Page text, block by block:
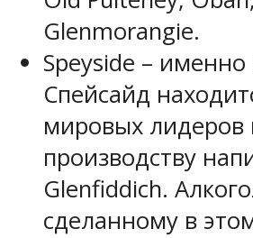
Glenmorangie.
Speyside – именно
Спейсайд
мировых лидеров
производству
Glenfiddich.
сделанному в